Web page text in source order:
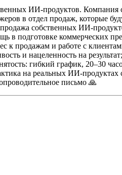
ИИ-продуктов. Компания
в отдел продаж, которые
собственных ИИ-
в подготовке коммерческих
к продажам и работе с
и нацеленность на результат;
гибкий график, 20–30
на реальных ИИ-
письмо 🙏